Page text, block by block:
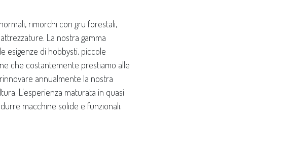
rimorchi con gru forestali,
La nostra gamma
esigenze di hobbysti, piccole
che costantemente prestiamo alle
annualmente la nostra
L'esperienza maturata in quasi
macchine solide e funzionali.